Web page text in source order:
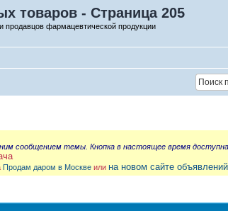
товаров - Страница 205
продавцов фармацевтической продукции
сообщением темы. Кнопка в настоящее время
Продам даром в Москве или на новом сайте